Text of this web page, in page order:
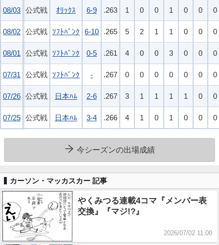
08/03
08/02
08/01
07/31
07/26
07/25
08/03 公式戦 ｵﾘｯｸｽ 6-9 .263 1 0 0 1 0 0 0
08/02 公式戦 ｿﾌﾄﾊﾞﾝｸ 6-10 .265 5 2 1 1 0 0 0
08/01 公式戦 ｿﾌﾄﾊﾞﾝｸ 0-5 .261 4 0 0 3 0 0 0
07/31 公式戦 ｿﾌﾄﾊﾞﾝｸ - .267 0 0 0 0 0 0 0
07/26 公式戦 日本ﾊﾑ 2-6 .267 3 1 1 1 1 0 0
07/25 公式戦 日本ﾊﾑ 3-4 .266 4 1 0 1 0 0 0
今シーズンの出場成績
カーソン・マッカスカー 記事
やくみつる連載4コマ『メンバー表
交換』『マジ!?』
2026/07/02 11:00